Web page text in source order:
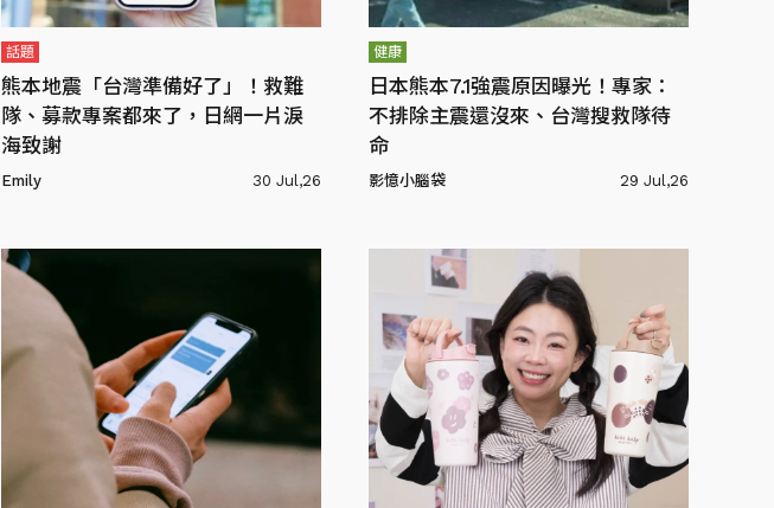
話題
熊本地震「台灣準備好了」！救難
隊、募款專案都來了，日網一片淚
海致謝
Emily 30 Jul,26
健康
日本熊本7.1強震原因曝光！專家：
不排除主震還沒來、台灣搜救隊待
命
影憶小腦袋 29 Jul,26